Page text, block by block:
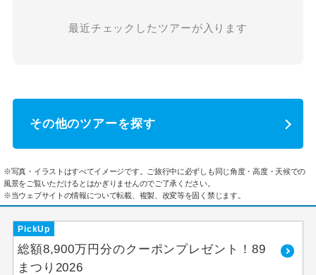
最近チェックしたツアーが入ります
その他のツアーを探す
※写真・イラストはすべてイメージです。ご旅行中に必ずしも同じ角度・高度・天候での
風景をご覧いただけるとはかぎりませんのでご了承ください。
※当ウェブサイトの情報について転載、複製、改変等を固く禁じます。
PickUp
総額8,900万円分のクーポンプレゼント！89
まつり2026